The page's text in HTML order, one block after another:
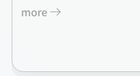
more